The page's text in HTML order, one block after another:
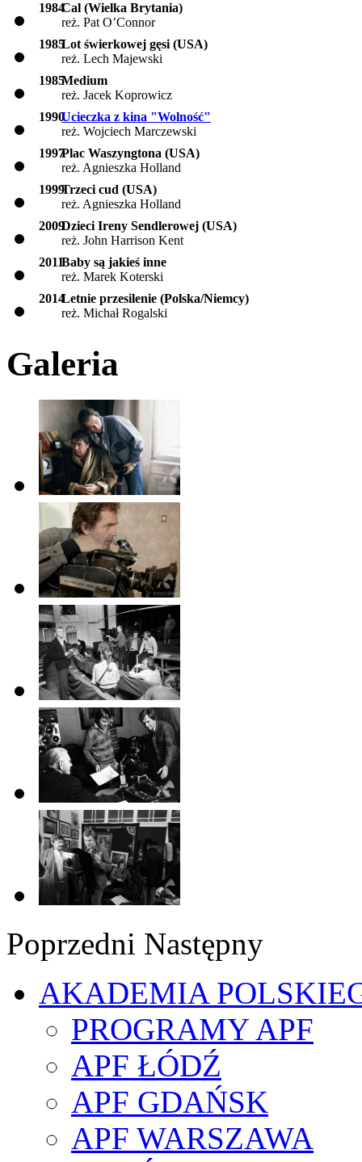
1984Cal (Wielka Brytania)
reż. Pat O’Connor
1985Lot świerkowej gęsi (USA)
reż. Lech Majewski
1985Medium
reż. Jacek Koprowicz
1990Ucieczka z kina "Wolność"
reż. Wojciech Marczewski
1997Plac Waszyngtona (USA)
reż. Agnieszka Holland
1999Trzeci cud (USA)
reż. Agnieszka Holland
2009Dzieci Ireny Sendlerowej (USA)
reż. John Harrison Kent
2011Baby są jakieś inne
reż. Marek Koterski
2014Letnie przesilenie (Polska/Niemcy)
reż. Michał Rogalski
Galeria
Poprzedni Następny
AKADEMIA
PROGRAMY APF
APF ŁÓDŹ
APF GDAŃSK
APF WARSZAWA